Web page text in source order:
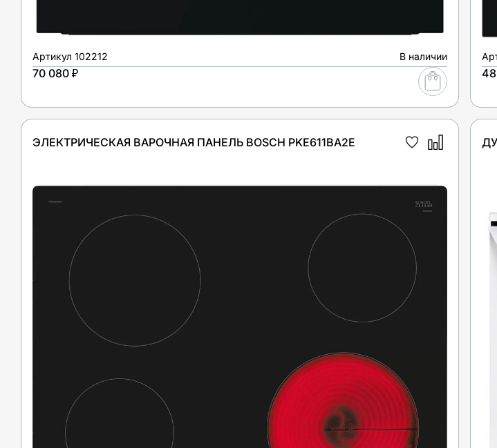
Артикул 102212 В наличии
70 080 ₽
ЭЛЕКТРИЧЕСКАЯ ВАРОЧНАЯ ПАНЕЛЬ BOSCH PKE611BA2E